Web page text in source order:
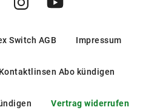
Switch AGB Impressum
Kontaktlinsen Abo kündigen
Vertrag widerrufen